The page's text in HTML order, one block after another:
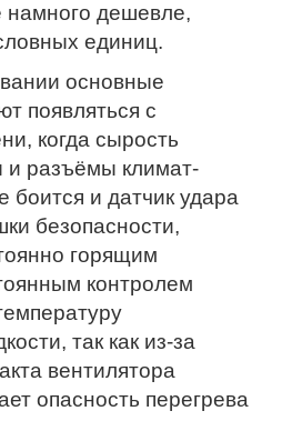
намного дешевле,
единиц.
основные
появляться с
когда сырость
и разъёмы климат-
боится и датчик удара
безопасности,
горящим
контролем
так как из-за
вентилятора
опасность перегрева